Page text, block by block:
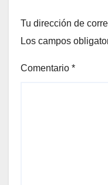
Tu dirección de
Los campos
Comentario *